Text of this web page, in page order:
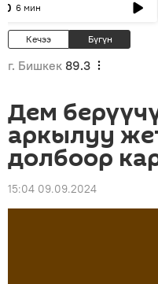
6 мин
Кечээ Бүгүн
г. Бишкек 89.3
Дем
аркылуу
долбоор
15:04 09.09.2024